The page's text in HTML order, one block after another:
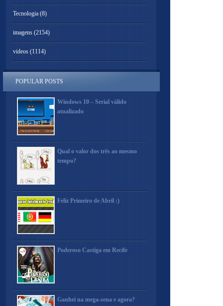
Tecnologia (8)
imagens (2154)
videos (1114)
POPULAR POSTS
Windows 10 – Serial válido
atualizado
Qual o valor dos três ao mesmo
tempo?
Feliz Primeiro de Abril :)
Poderoso Castiga em Recife
Ganhei na mega-sena e agora?